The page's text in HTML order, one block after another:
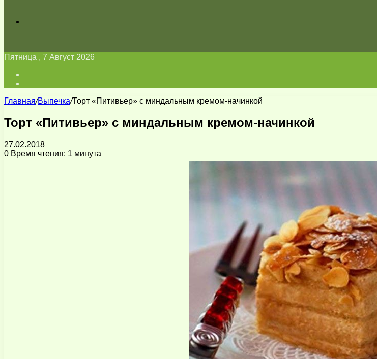
Пятница , 7 Август 2026
Главная/Выпечка/Торт «Питивьер» с миндальным кремом-начинкой
Торт «Питивьер» с миндальным кремом-начинкой
27.02.2018
0 Время чтения: 1 минута